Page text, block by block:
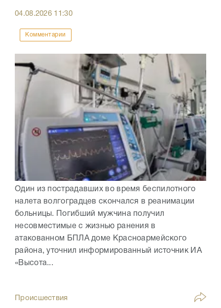
04.08.2026 11:30
Комментарии
Один из пострадавших во время беспилотного
налета волгоградцев скончался в реанимации
больницы. Погибший мужчина получил
несовместимые с жизнью ранения в
атакованном БПЛА доме Красноармейского
района, уточнил информированный источник ИА
«Высота...
Происшествия